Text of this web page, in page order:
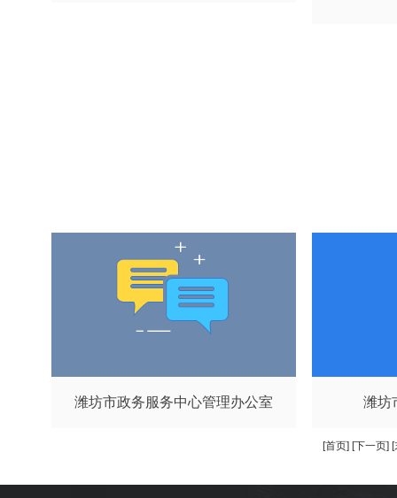
潍坊市政务服务中心管理办公室 潍坊
[首页] [下一页]